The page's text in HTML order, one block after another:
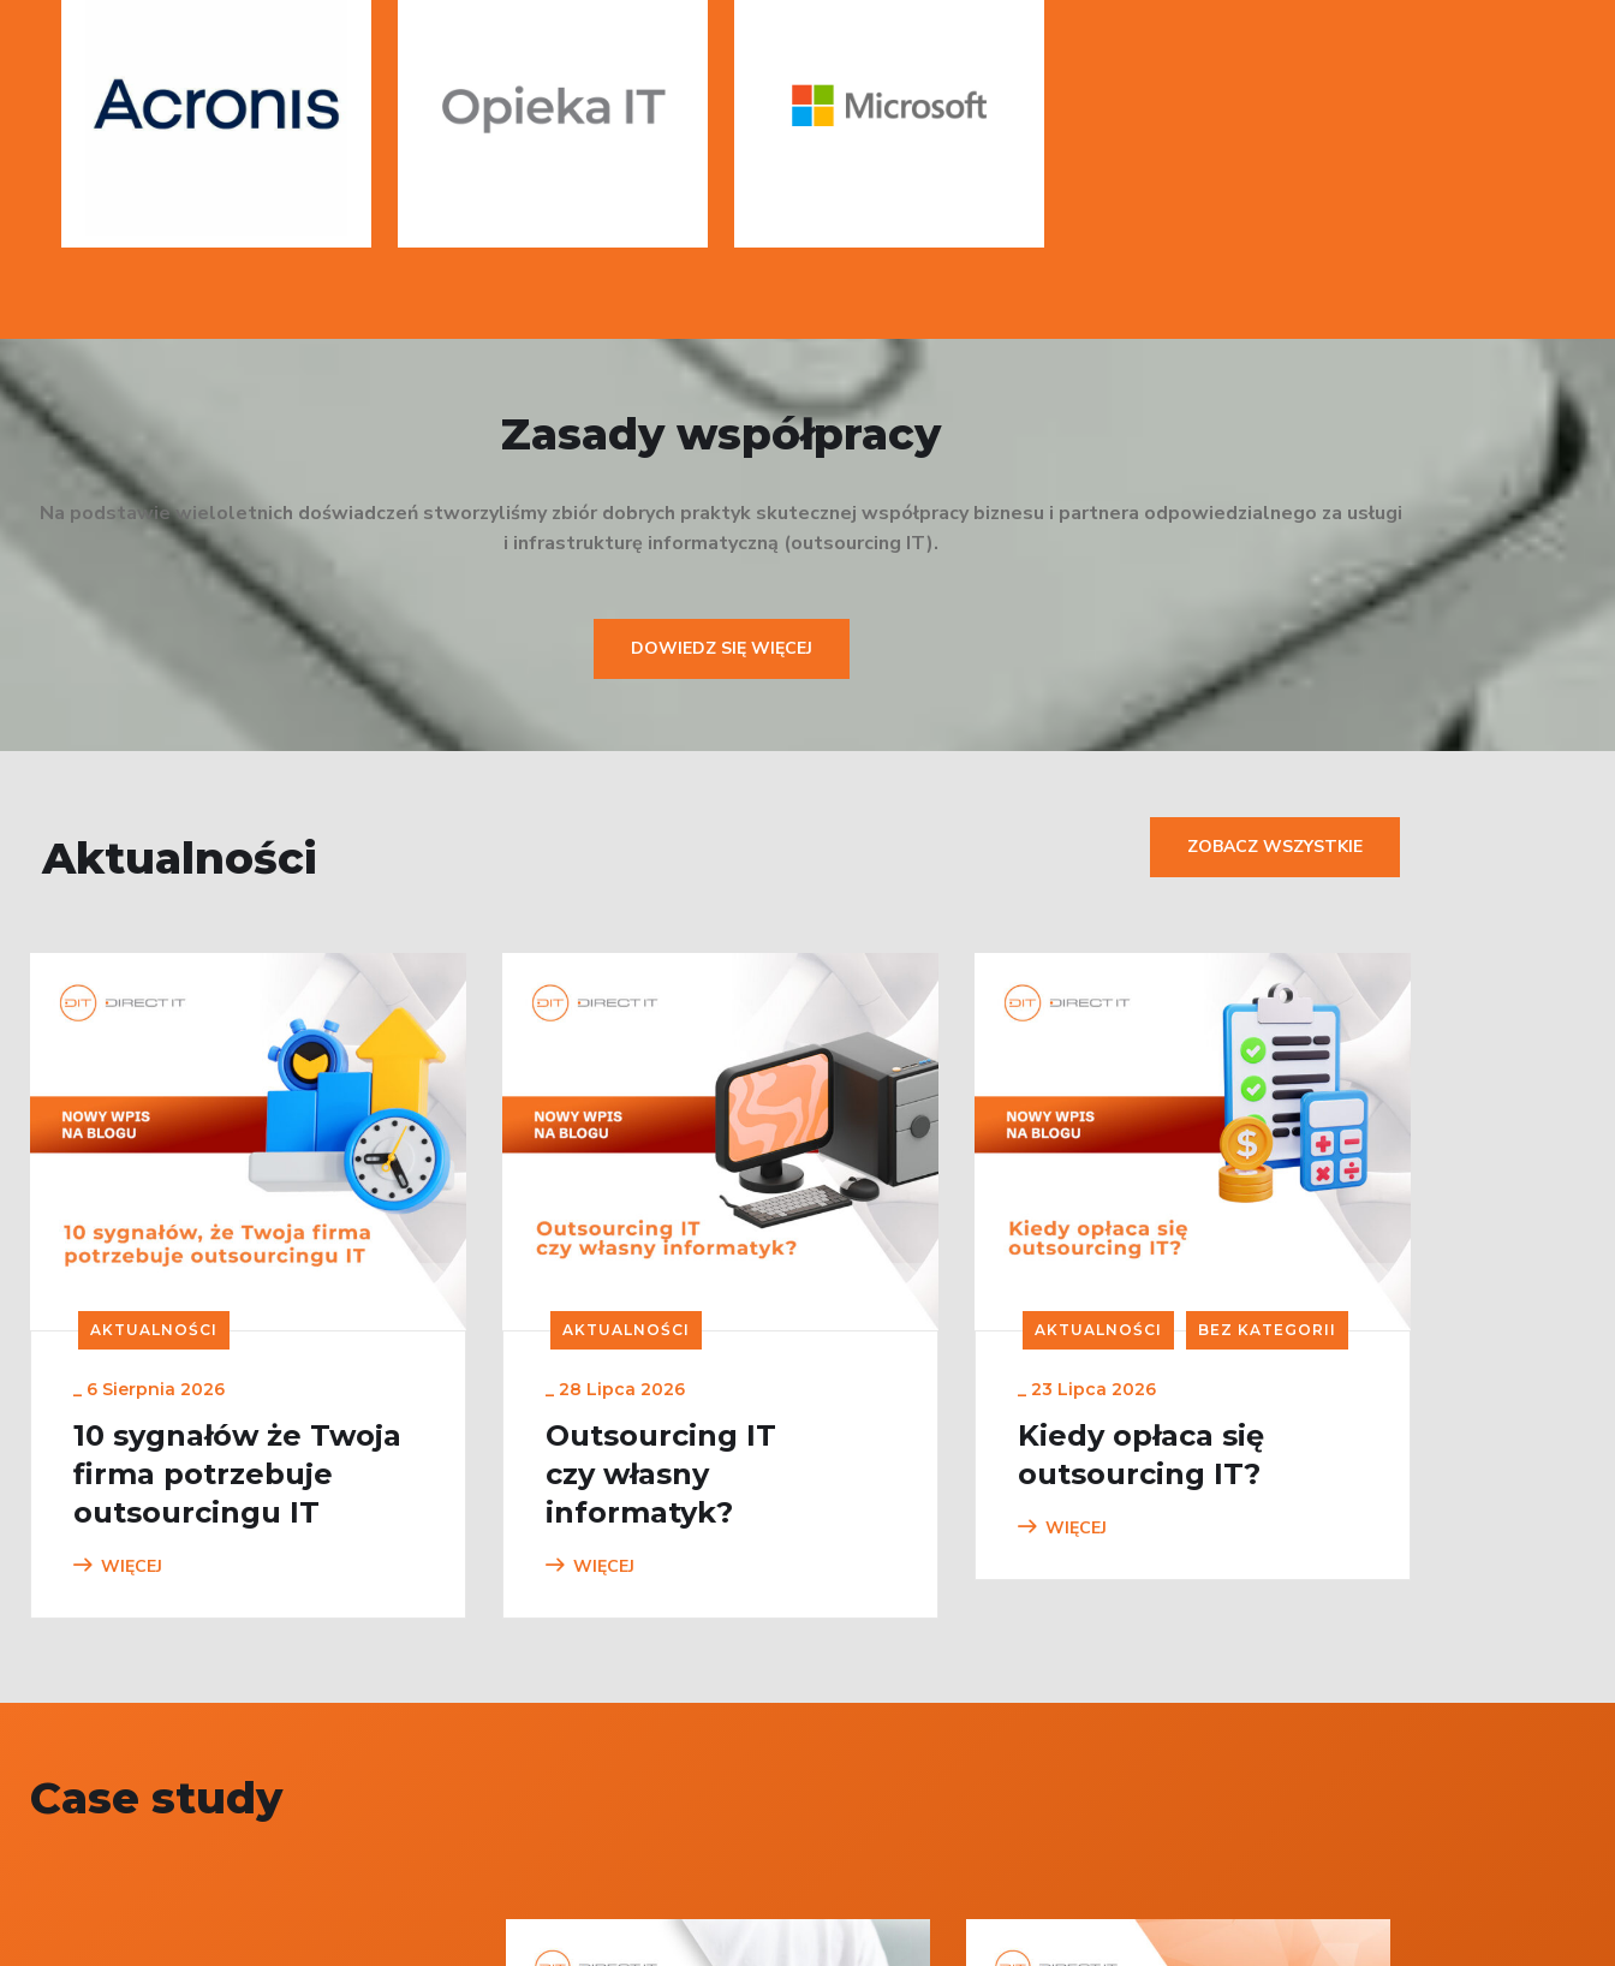
Zasady współpracy
Na podstawie wieloletnich doświadczeń stworzyliśmy zbiór dobrych praktyk skutecznej współpracy biznesu i partnera odpowiedzialnego za usługi
i infrastrukturę informatyczną (outsourcing IT).
DOWIEDZ SIĘ WIĘCEJ
Aktualności ZOBACZ WSZYSTKIE
AKTUALNOŚCI
_ 6 Sierpnia 2026
10 sygnałów że Twoja
firma potrzebuje
outsourcingu IT
WIĘCEJ
AKTUALNOŚCI
_ 28 Lipca 2026
Outsourcing IT
czy własny
informatyk?
WIĘCEJ
AKTUALNOŚCI BEZ KATEGORII
_ 23 Lipca 2026
Kiedy opłaca się
outsourcing IT?
WIĘCEJ
Case study